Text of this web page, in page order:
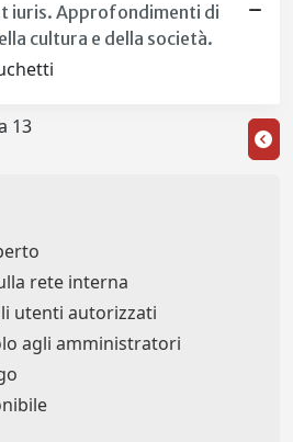
iuris. Approfondimenti di
cultura e della società.
13
rete interna
utenti autorizzati
agli amministratori